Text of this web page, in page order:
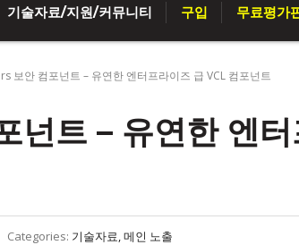
기술자료/지원/커뮤니티 구입 무료평가
보안 컴포넌트 – 유연한 엔터프라이즈 급 VCL 컴포넌트
넌트 – 유연한 엔
Categories: 기술자료, 메인 노출